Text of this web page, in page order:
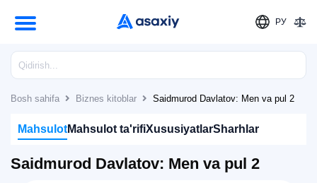
РУ
Bosh sahifa Biznes kitoblar Saidmurod Davlatov: Men va pul 2
MahsulotMahsulot ta'rifiXususiyatlarSharhlar
Saidmurod Davlatov: Men va pul 2